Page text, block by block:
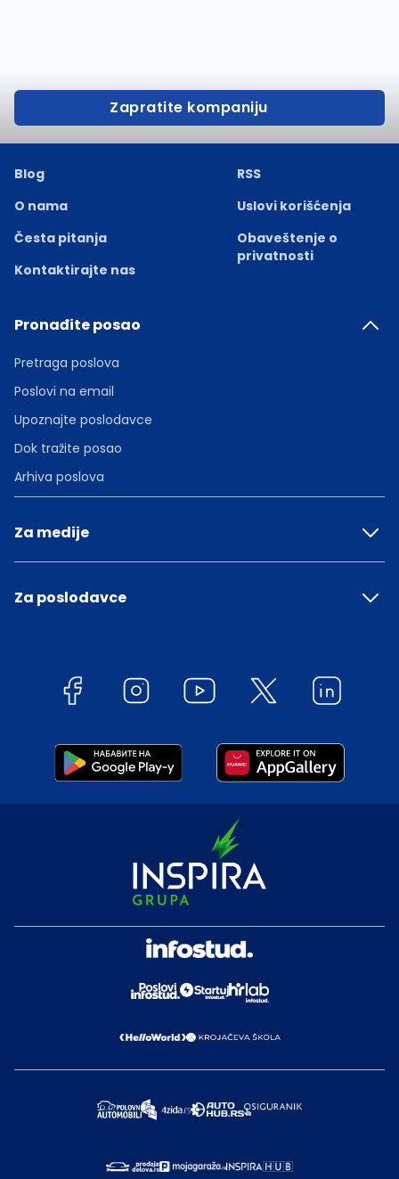
Zapratite kompaniju
Blog
O nama
Česta pitanja
Kontaktirajte nas
RSS
Uslovi korišćenja
Obaveštenje o
privatnosti
Pronađite posao
Pretraga poslova
Poslovi na email
Upoznajte poslodavce
Dok tražite posao
Arhiva poslova
Za medije
Za poslodavce